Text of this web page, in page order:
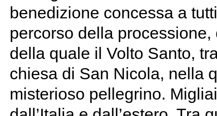
benedizione concessa a
percorso della
della quale il Volto Santo,
chiesa di San Nicola, nella
misterioso pellegrino.